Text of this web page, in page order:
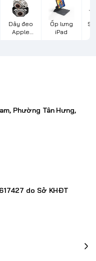
Dây đeo
Apple
Ốp lưng
iPad
Phường Tân Hưng,
do Sở KHĐT